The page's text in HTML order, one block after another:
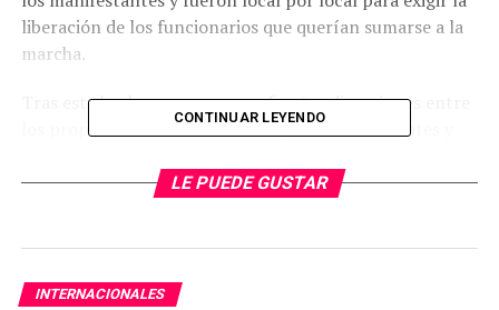
liberación de los funcionarios que querían sumarse a la
marcha.
Tras este hecho, se generaron fuertes discusiones entre
los propietarios de los comercios, los manifestantes y
Miembros del Cuerpo de Bomberos de Ciudad del Este se
institución.
CONTINUAR LEYENDO
LE PUEDE GUSTAR
INTERNACIONALES